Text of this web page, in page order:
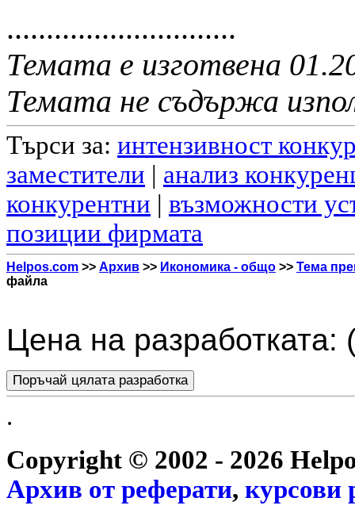
.............................
Темата е изготвена
Темата не съдържа
Търси за: интензивност
заместители | анализ
конкурентни | възможности
позиции фирмата
Helpos.com >> Архив >> Икономика - общо >> Тема
файла
Цена на разработката:
.
Copyright © 2002 - 2026
Архив от реферати, курсови